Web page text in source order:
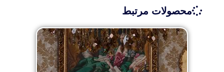
محصولات مرتبط